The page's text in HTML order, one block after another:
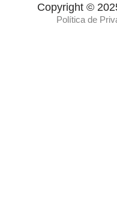
Copyright ©
Política de